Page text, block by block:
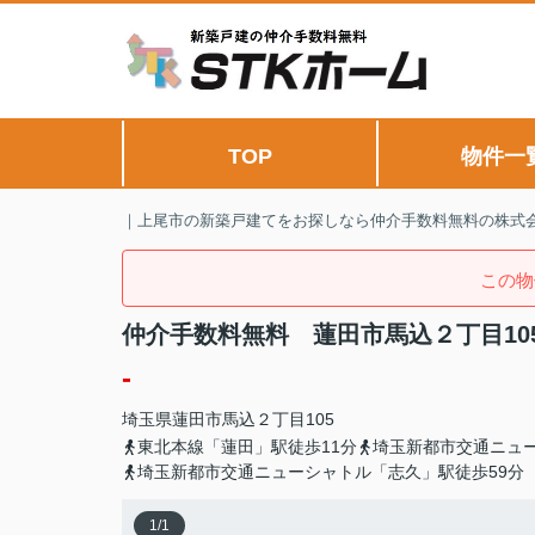
TOP 物件一
｜上尾市の新築戸建てをお探しなら仲介手数料無料の株式
この
仲介手数料無料 蓮田市馬込２丁目
-
埼玉県蓮田市馬込 ２丁目105
東北本線「蓮田」駅徒歩11分
埼玉新都市交通ニュ
埼玉新都市交通ニューシャトル「志久」駅徒歩59分
1/1